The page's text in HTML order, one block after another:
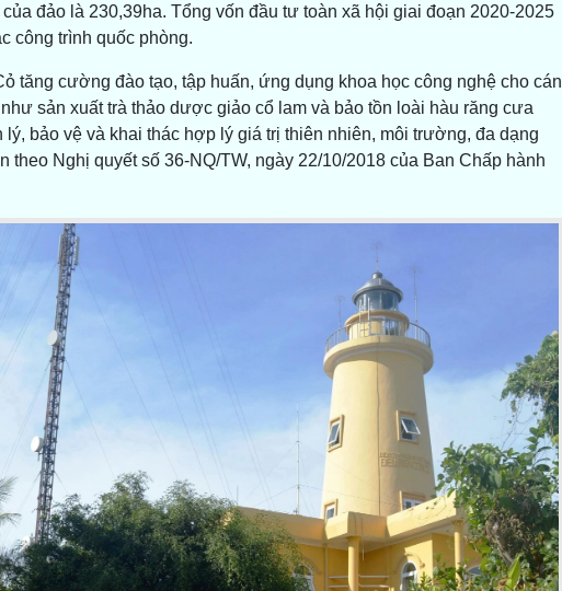
đảo là 230,39ha. Tổng vốn đầu tư toàn xã hội giai đoạn 2020-2025
công trình quốc phòng.
tăng cường đào tạo, tập huấn, ứng dụng khoa học công nghệ cho cán
sản xuất trà thảo dược giảo cổ lam và bảo tồn loài hàu răng cưa
bảo vệ và khai thác hợp lý giá trị thiên nhiên, môi trường, đa dạng
Nghị quyết số 36-NQ/TW, ngày 22/10/2018 của Ban Chấp hành